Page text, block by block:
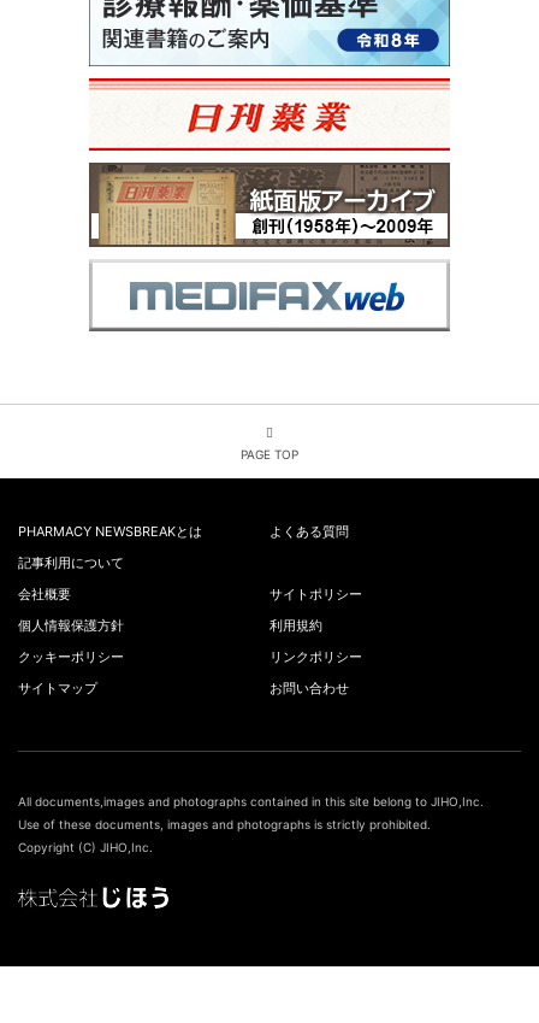
PAGE TOP
PHARMACY NEWSBREAKとは
よくある質問
記事利用について
会社概要
サイトポリシー
個人情報保護方針
利用規約
クッキーポリシー
リンクポリシー
サイトマップ
お問い合わせ
All documents,images and photographs contained in this site belong to JIHO,Inc.
Use of these documents, images and photographs is strictly prohibited.
Copyright (C) JIHO,Inc.